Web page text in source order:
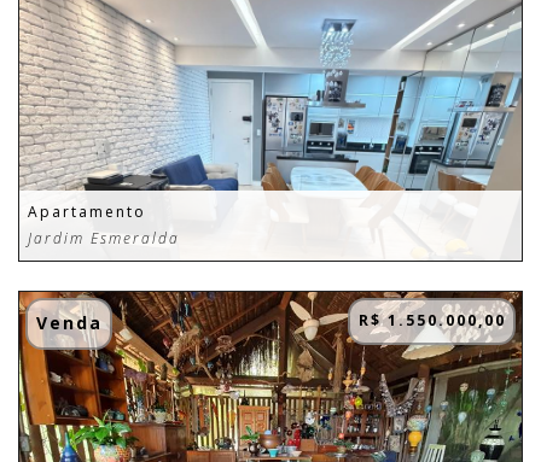
Apartamento
Jardim Esmeralda
Venda R$ 1.550.000,00